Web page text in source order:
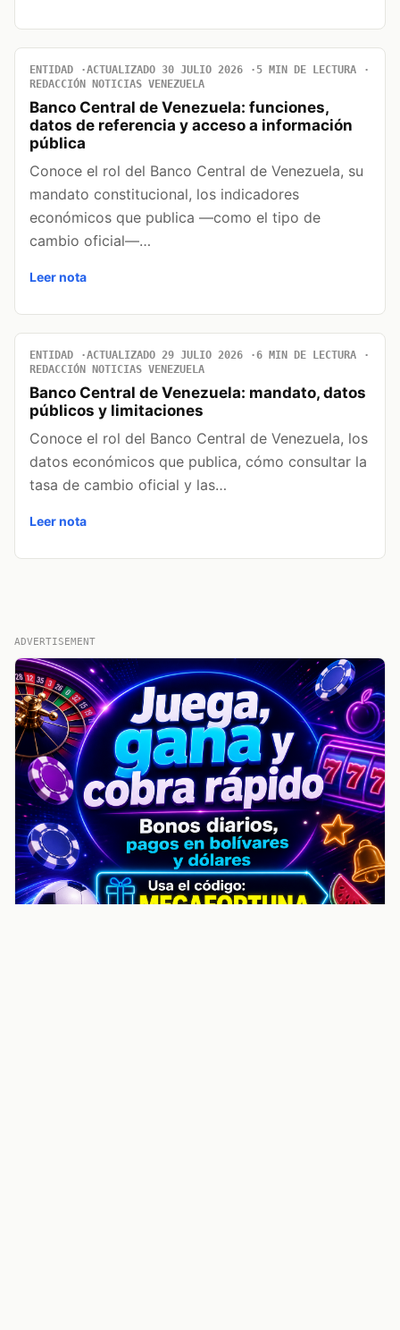
ENTIDAD ACTUALIZADO 30 JULIO 2026
5 MIN DE LECTURA
REDACCIÓN NOTICIAS VENEZUELA
Banco Central de Venezuela: funciones,
datos de referencia y acceso a información
pública
Conoce el rol del Banco Central de Venezuela, su
mandato constitucional, los indicadores
económicos que publica —como el tipo de
cambio oficial—…
Leer nota
ENTIDAD ACTUALIZADO 29 JULIO 2026
6 MIN DE LECTURA
REDACCIÓN NOTICIAS VENEZUELA
Banco Central de Venezuela: mandato, datos
públicos y limitaciones
Conoce el rol del Banco Central de Venezuela, los
datos económicos que publica, cómo consultar la
tasa de cambio oficial y las…
Leer nota
ADVERTISEMENT